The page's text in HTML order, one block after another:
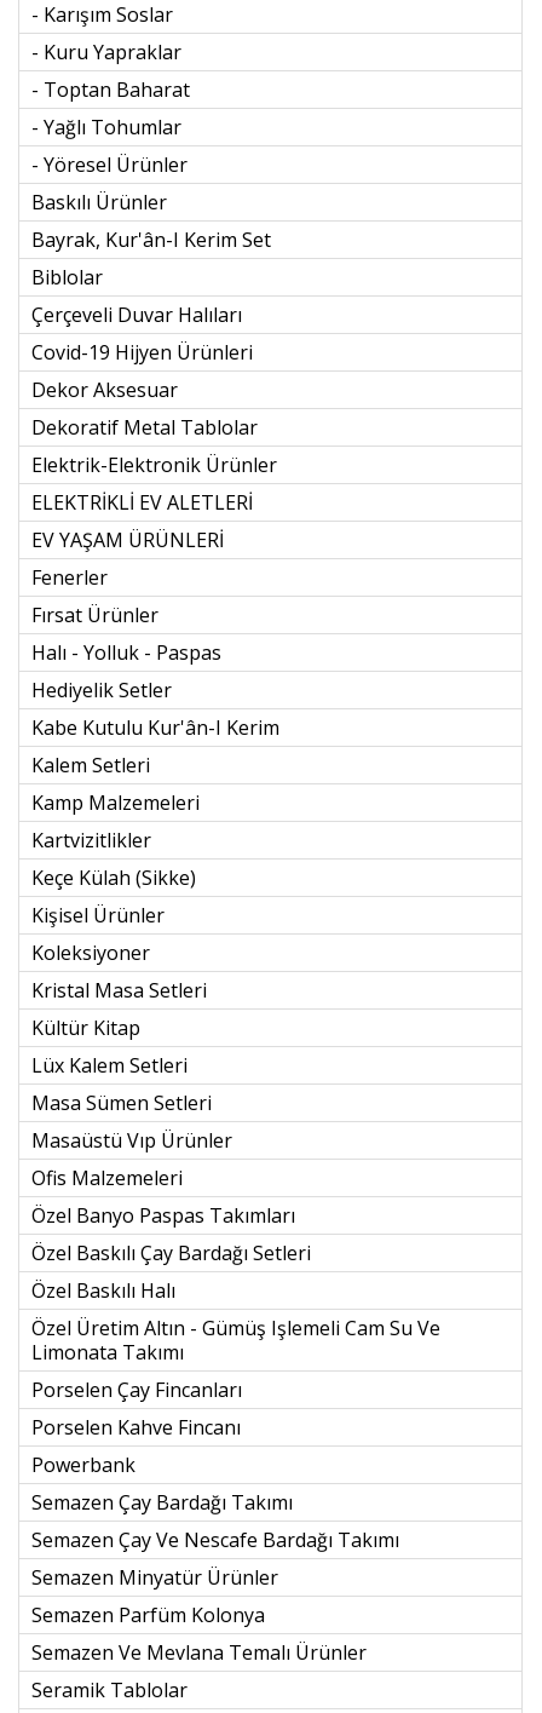
- Karışım Soslar
- Kuru Yapraklar
- Toptan Baharat
- Yağlı Tohumlar
- Yöresel Ürünler
Baskılı Ürünler
Bayrak, Kur'ân-I Kerim Set
Biblolar
Çerçeveli Duvar Halıları
Covid-19 Hijyen Ürünleri
Dekor Aksesuar
Dekoratif Metal Tablolar
Elektrik-Elektronik Ürünler
ELEKTRİKLİ EV ALETLERİ
EV YAŞAM ÜRÜNLERİ
Fenerler
Fırsat Ürünler
Halı - Yolluk - Paspas
Hediyelik Setler
Kabe Kutulu Kur'ân-I Kerim
Kalem Setleri
Kamp Malzemeleri
Kartvizitlikler
Keçe Külah (sikke)
Kişisel Ürünler
Koleksiyoner
Kristal Masa Setleri
Kültür Kitap
Lüx Kalem Setleri
Masa Sümen Setleri
Masaüstü Vıp Ürünler
Ofis Malzemeleri
Özel Banyo Paspas Takımları
Özel Baskılı Çay Bardağı Setleri
Özel Baskılı Halı
Özel Üretim Altın - Gümüş Işlemeli Cam Su Ve
Limonata Takımı
Porselen Çay Fincanları
Porselen Kahve Fincanı
Powerbank
Semazen Çay Bardağı Takımı
Semazen Çay Ve Nescafe Bardağı Takımı
Semazen Minyatür Ürünler
Semazen Parfüm Kolonya
Semazen Ve Mevlana Temalı Ürünler
Seramik Tablolar